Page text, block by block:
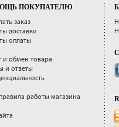
ПОКУПАТЕЛЮ
заказ
доставки
оплаты
и обмен товара
и ответы
работы магазина